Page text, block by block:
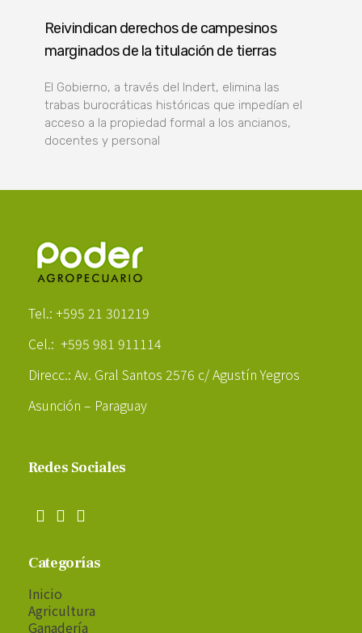
Reivindican derechos de campesinos
marginados de la titulación de tierras
El Gobierno, a través del Indert, elimina las
trabas burocráticas históricas que impedían el
acceso a la propiedad formal a los ancianos,
docentes y personal
Tel.: +595 21 301219
Cel.: +595 981 911114
Direcc.: Av. Gral Santos 2576 c/ Agustín Yegros
Asunción – Paraguay
Redes Sociales
Categorías
Inicio
Agricultura
Ganadería